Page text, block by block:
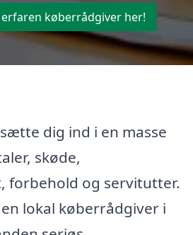
køberrådgiver her!
dig ind i en masse
skøde,
forbehold og servitutter.
lokal køberrådgiver i